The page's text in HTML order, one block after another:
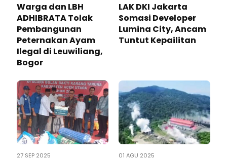
Warga dan LBH
ADHIBRATA Tolak
Pembangunan
Peternakan Ayam
Ilegal di Leuwiliang,
Bogor
LAK DKI Jakarta
Somasi Developer
Lumina City, Ancam
Tuntut Kepailitan
27 SEP 2025 01 AGU 2025